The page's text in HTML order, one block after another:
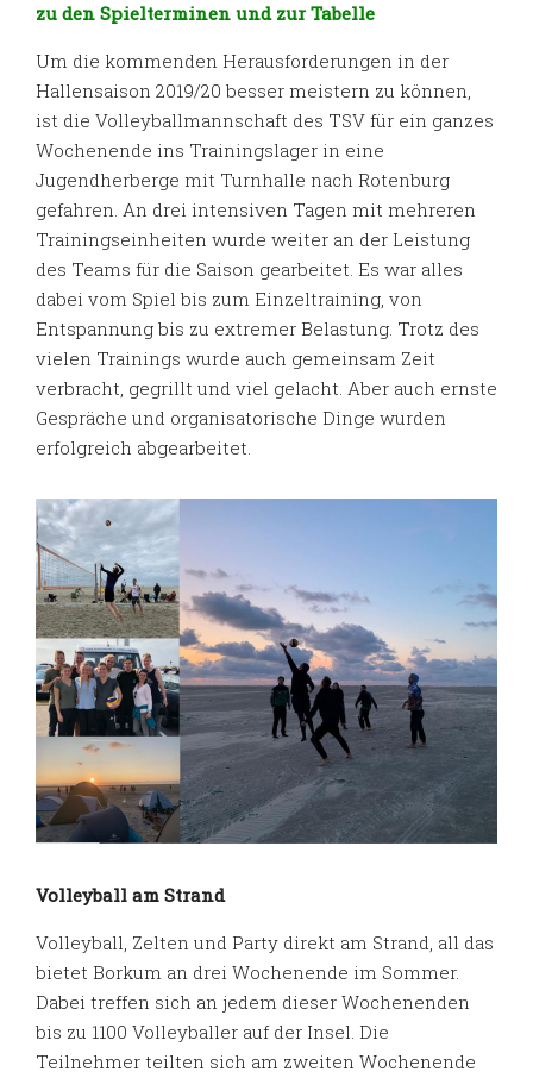
zu den Spielterminen und zur Tabelle
Um die kommenden Herausforderungen in der
Hallensaison 2019/20 besser meistern zu können,
ist die Volleyballmannschaft des TSV für ein ganzes
Wochenende ins Trainingslager in eine
Jugendherberge mit Turnhalle nach Rotenburg
gefahren. An drei intensiven Tagen mit mehreren
Trainingseinheiten wurde weiter an der Leistung
des Teams für die Saison gearbeitet. Es war alles
dabei vom Spiel bis zum Einzeltraining, von
Entspannung bis zu extremer Belastung. Trotz des
vielen Trainings wurde auch gemeinsam Zeit
verbracht, gegrillt und viel gelacht. Aber auch ernste
Gespräche und organisatorische Dinge wurden
erfolgreich abgearbeitet.
Volleyball am Strand
Volleyball, Zelten und Party direkt am Strand, all das
bietet Borkum an drei Wochenende im Sommer.
Dabei treffen sich an jedem dieser Wochenenden
bis zu 1100 Volleyballer auf der Insel. Die
Teilnehmer teilten sich am zweiten Wochenende